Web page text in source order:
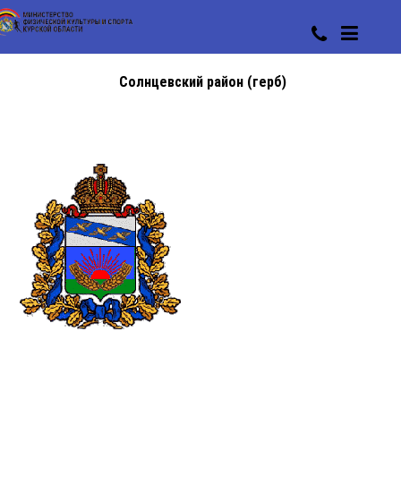
Солнцевский район (герб)